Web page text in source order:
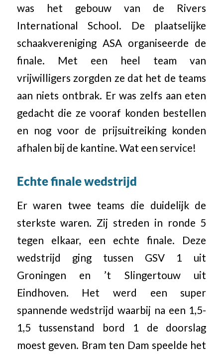
was het gebouw van de Rivers
International School. De plaatselijke
schaakvereniging ASA organiseerde de
finale. Met een heel team van
vrijwilligers zorgden ze dat het de teams
aan niets ontbrak. Er was zelfs aan eten
gedacht die ze vooraf konden bestellen
en nog voor de prijsuitreiking konden
afhalen bij de kantine. Wat een service!
Echte finale wedstrijd
Er waren twee teams die duidelijk de
sterkste waren. Zij streden in ronde 5
tegen elkaar, een echte finale. Deze
wedstrijd ging tussen GSV 1 uit
Groningen en ’t Slingertouw uit
Eindhoven. Het werd een super
spannende wedstrijd waarbij na een 1,5-
1,5 tussenstand bord 1 de doorslag
moest geven. Bram ten Dam speelde het